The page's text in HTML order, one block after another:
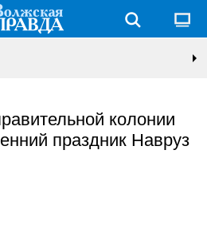
колонии
праздник Навруз